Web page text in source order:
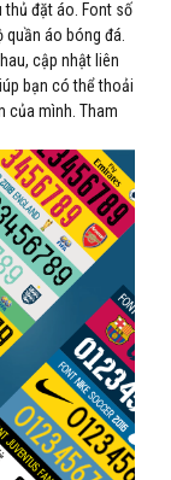
thủ đặt áo. Font số
áo bóng đá.
cập nhật liên
bạn có thể thoải
của mình. Tham